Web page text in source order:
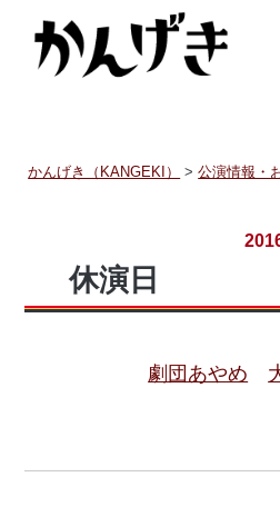
かんげき（KANGEKI） >公演情報・
休演日
劇団あやめ